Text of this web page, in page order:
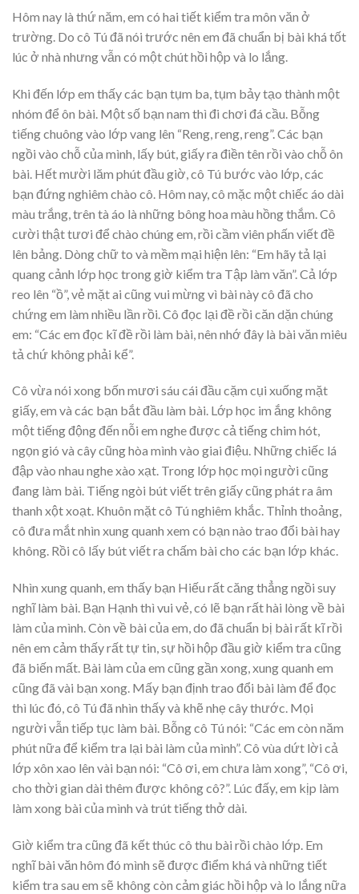
Hôm nay là thứ năm, em có hai tiết kiểm tra môn văn ở
trường. Do cô Tú đã nói trước nên em đã chuẩn bị bài khá tốt
lúc ở nhà nhưng vẫn có một chút hồi hộp và lo lắng.
Khi đến lớp em thấy các bạn tụm ba, tụm bảy tạo thành một
nhóm để ôn bài. Một số bạn nam thì đi chơi đá cầu. Bỗng
tiếng chuông vào lớp vang lên “Reng, reng, reng”. Các bạn
ngồi vào chỗ của mình, lấy bút, giấy ra điền tên rồi vào chỗ ôn
bài. Hết mười lăm phút đầu giờ, cô Tú bước vào lớp, các
bạn đứng nghiêm chào cô. Hôm nay, cô mặc một chiếc áo dài
màu trắng, trên tà áo là những bông hoa màu hồng thắm. Cô
cười thật tươi để chào chúng em, rồi cầm viên phấn viết đề
lên bảng. Dòng chữ to và mềm mại hiện lên: “Em hãy tả lại
quang cảnh lớp học trong giờ kiểm tra Tập làm văn”. Cả lớp
reo lên “ồ”, vẻ mặt ai cũng vui mừng vì bài này cô đã cho
chứng em làm nhiều lần rồi. Cô đọc lại đề rồi căn dặn chúng
em: “Các em đọc kĩ đề rồi làm bài, nên nhớ đây là bài văn miêu
tả chứ không phải kể”.
Cô vừa nói xong bốn mươi sáu cái đầu cặm cụi xuống mặt
giấy, em và các bạn bắt đầu làm bài. Lớp học im ắng không
một tiếng động đến nỗi em nghe được cả tiếng chim hót,
ngọn gió và cây cũng hòa mình vào giai điệu. Những chiếc lá
đập vào nhau nghe xào xạt. Trong lớp học mọi người cũng
đang làm bài. Tiếng ngòi bút viết trên giấy cũng phát ra âm
thanh xột xoạt. Khuôn mặt cô Tú nghiêm khắc. Thỉnh thoảng,
cô đưa mắt nhìn xung quanh xem có bạn nào trao đổi bài hay
không. Rồi cô lấy bút viết ra chấm bài cho các bạn lớp khác.
Nhìn xung quanh, em thấy bạn Hiếu rất căng thẳng ngồi suy
nghĩ làm bài. Bạn Hạnh thì vui vẻ, có lẽ bạn rất hài lòng về bài
làm của mình. Còn về bài của em, do đã chuẩn bị bài rất kĩ rồi
nên em cảm thấy rất tự tin, sự hồi hộp đầu giờ kiểm tra cũng
đã biến mất. Bài làm của em cũng gần xong, xung quanh em
cũng đã vài bạn xong. Mấy bạn định trao đổi bài làm để đọc
thì lúc đó, cô Tú đã nhìn thấy và khẽ nhẹ cây thước. Mọi
người vẫn tiếp tục làm bài. Bỗng cô Tú nói: “Các em còn năm
phút nữa để kiểm tra lại bài làm của mình”. Cô vùa dứt lời cả
lớp xôn xao lên vài bạn nói: “Cô ơi, em chưa làm xong”, “Cô ơi,
cho thời gian dài thêm được không cô?”. Lúc đấy, em kịp làm
làm xong bài của mình và trút tiếng thở dài.
Giờ kiểm tra cũng đã kết thúc cô thu bài rồi chào lớp. Em
nghĩ bài văn hôm đó mình sẽ được điểm khá và những tiết
kiểm tra sau em sẽ không còn cảm giác hồi hộp và lo lắng nữa